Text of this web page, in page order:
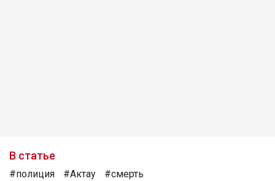
В статье
#полиция #Актау
#смерть